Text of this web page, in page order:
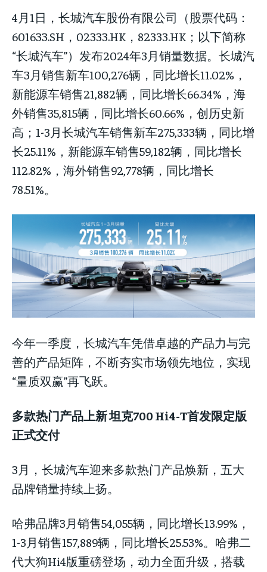
LIFESTYLE
LIFESTYLE
LIFESTYLE
4月1日，长城汽车股份有限公司（股票代码：
601633.SH，02333.HK，82333.HK；以下简称
“长城汽车”）发布2024年3月销量数据。长城汽
车3月销售新车100,276辆，同比增长11.02%，
新能源车销售21,882辆，同比增长66.34%，海
外销售35,815辆，同比增长60.66%，创历史新
高；1-3月长城汽车销售新车275,333辆，同比增
长25.11%，新能源车销售59,182辆，同比增长
112.82%，海外销售92,778辆，同比增长
78.51%。
今年一季度，长城汽车凭借卓越的产品力与完
善的产品矩阵，不断夯实市场领先地位，实现
“量质双赢”再飞跃。
多款热门产品上新 坦克700 Hi4-T首发限定版
正式交付
3月，长城汽车迎来多款热门产品焕新，五大
品牌销量持续上扬。
哈弗品牌3月销售54,055辆，同比增长13.99%，
1-3月销售157,889辆，同比增长25.53%。哈弗二
代大狗Hi4版重磅登场，动力全面升级，搭载